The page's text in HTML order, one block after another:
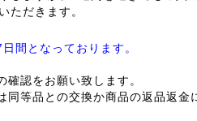
ただきます。
間となっております。
認をお願い致します。
同等品との交換か商品の返品返金